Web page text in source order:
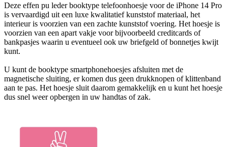
Deze effen pu leder booktype telefoonhoesje voor de iPhone 14 Pro
is vervaardigd uit een luxe kwalitatief kunststof materiaal, het
interieur is voorzien van een zachte kunststof voering. Het hoesje is
voorzien van een apart vakje voor bijvoorbeeld creditcards of
bankpasjes waarin u eventueel ook uw briefgeld of bonnetjes kwijt
kunt.
U kunt de booktype smartphonehoesjes afsluiten met de
magnetische sluiting, er komen dus geen drukknopen of klittenband
aan te pas. Het hoesje sluit daarom gemakkelijk en u kunt het hoesje
dus snel weer opbergen in uw handtas of zak.